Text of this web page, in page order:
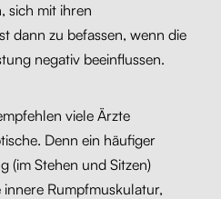
sich mit ihren
dann zu befassen, wenn die
negativ beeinflussen.
viele Ärzte
Denn ein häufiger
(im Stehen und Sitzen)
Rumpfmuskulatur,